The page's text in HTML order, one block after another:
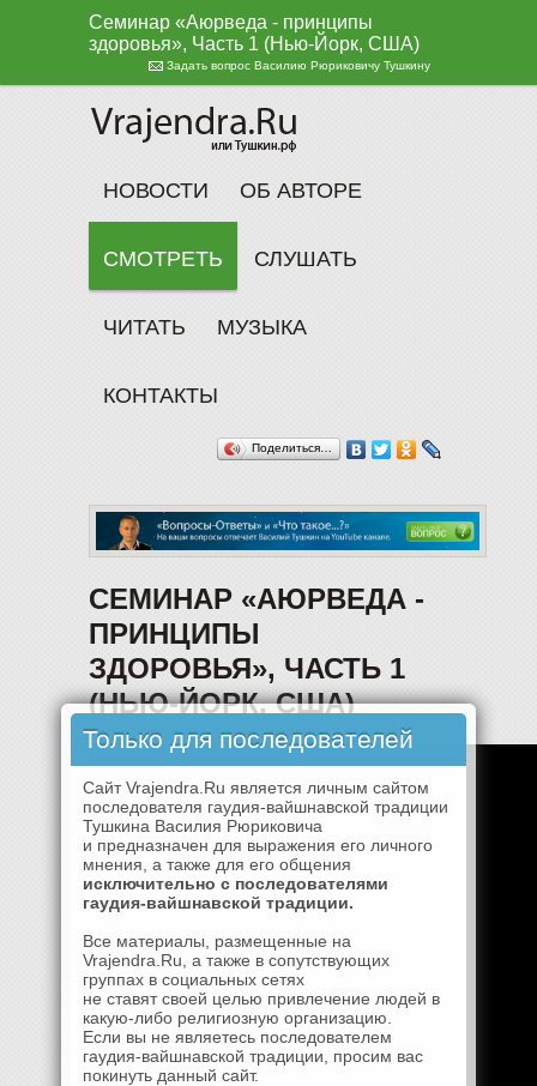
Семинар «Аюрведа - принципы
здоровья», Часть 1 (Нью-Йорк, США)
Задать вопрос Василию Рюриковичу Тушкину
НОВОСТИ ОБ АВТОРЕ
СМОТРЕТЬ СЛУШАТЬ
ЧИТАТЬ МУЗЫКА
КОНТАКТЫ
Поделиться…
СЕМИНАР «АЮРВЕДА -
ПРИНЦИПЫ
ЗДОРОВЬЯ», ЧАСТЬ 1
(НЬЮ-ЙОРК, США)
Только для последователей
Сайт Vrajendra.Ru является личным сайтом
последователя гаудия-вайшнавской традиции
Тушкина Василия Рюриковича
и предназначен для выражения его личного
мнения, а также для его общения
исключительно с последователями
гаудия-вайшнавской традиции.
Все материалы, размещенные на
Vrajendra.Ru, а также в сопутствующих
группах в социальных сетях
не ставят своей целью привлечение людей в
какую-либо религиозную организацию.
Если вы не являетесь последователем
гаудия-вайшнавской традиции, просим вас
покинуть данный сайт.